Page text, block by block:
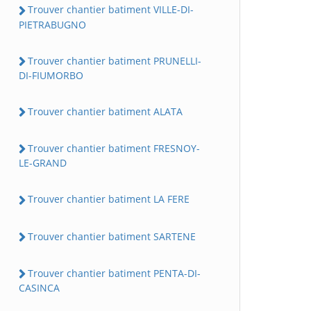
Trouver chantier batiment VILLE-DI-
PIETRABUGNO
Trouver chantier batiment PRUNELLI-
DI-FIUMORBO
Trouver chantier batiment ALATA
Trouver chantier batiment FRESNOY-
LE-GRAND
Trouver chantier batiment LA FERE
Trouver chantier batiment SARTENE
Trouver chantier batiment PENTA-DI-
CASINCA